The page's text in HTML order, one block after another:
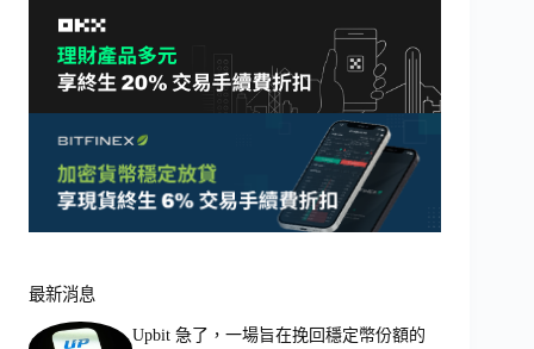
最新消息
Upbit 急了，一場旨在挽回穩定幣份額的